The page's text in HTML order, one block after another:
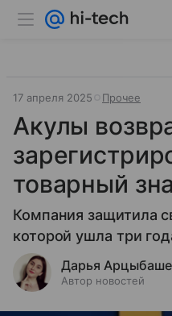
17 апреля 2025 Прочее
Акулы
товарный
Компания защитила
которой ушла три
Дарья
Автор новостей